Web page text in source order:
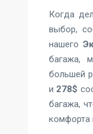
Когда
выбор,
нашего
багажа,
большей
и 278$
багажа,
комфорта